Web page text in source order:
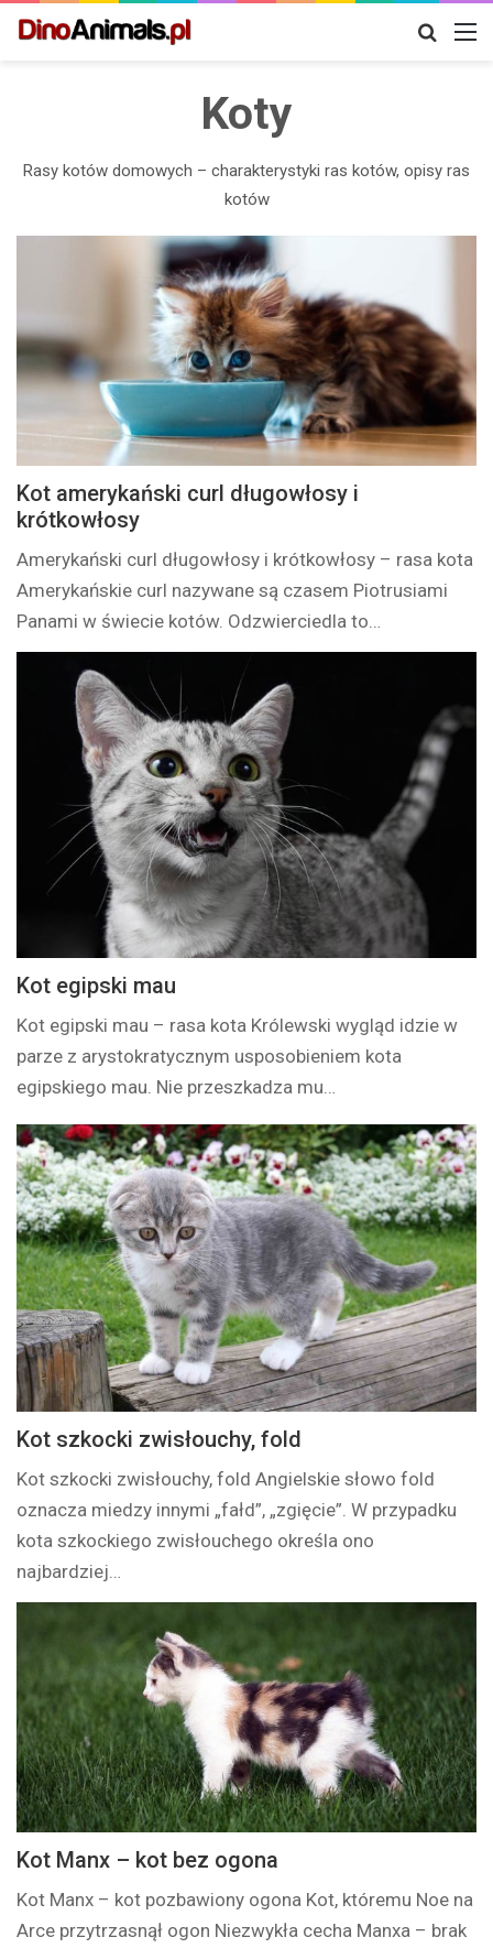
Szukaj
Koty
Rasy kotów domowych – charakterystyki ras kotów, opisy ras
kotów
Kot amerykański curl długowłosy i
krótkowłosy
Amerykański curl długowłosy i krótkowłosy – rasa kota
Amerykańskie curl nazywane są czasem Piotrusiami
Panami w świecie kotów. Odzwierciedla to…
Kot egipski mau
Kot egipski mau – rasa kota Królewski wygląd idzie w
parze z arystokratycznym usposobieniem kota
egipskiego mau. Nie przeszkadza mu…
Kot szkocki zwisłouchy, fold
Kot szkocki zwisłouchy, fold Angielskie słowo fold
oznacza miedzy innymi „fałd”, „zgięcie”. W przypadku
kota szkockiego zwisłouchego określa ono
najbardziej…
Kot Manx – kot bez ogona
Kot Manx – kot pozbawiony ogona Kot, któremu Noe na
Arce przytrzasnął ogon Niezwykła cecha Manxa – brak